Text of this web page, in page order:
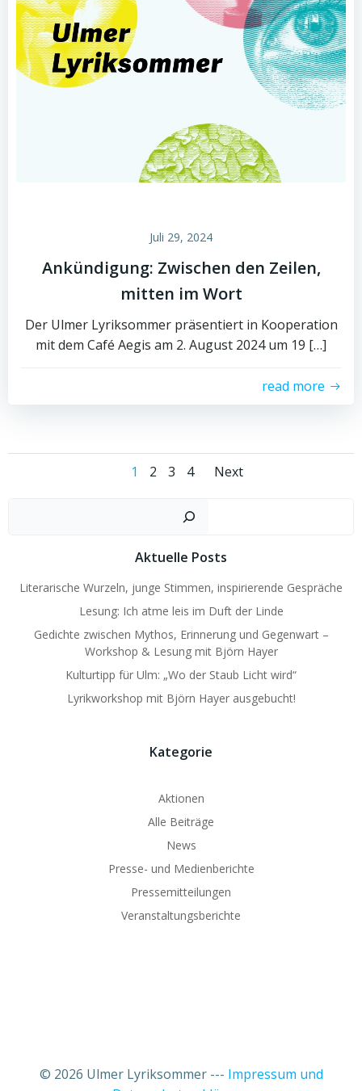
Juli 29, 2024
Ankündigung: Zwischen den Zeilen,
mitten im Wort
Der Ulmer Lyriksommer präsentiert in Kooperation
mit dem Café Aegis am 2. August 2024 um 19 […]
read more
Posts
navigation
Page
1 Page
2 Page
3 Page
4
Posts
Next
Aktuelle Posts
Literarische Wurzeln, junge Stimmen, inspirierende Gespräche
Lesung: Ich atme leis im Duft der Linde
Gedichte zwischen Mythos, Erinnerung und Gegenwart –
Workshop & Lesung mit Björn Hayer
Kulturtipp für Ulm: „Wo der Staub Licht wird“
Lyrikworkshop mit Björn Hayer ausgebucht!
Kategorie
Aktionen
Alle Beiträge
News
Presse- und Medienberichte
Pressemitteilungen
Veranstaltungsberichte
© 2026 Ulmer Lyriksommer --- Impressum und